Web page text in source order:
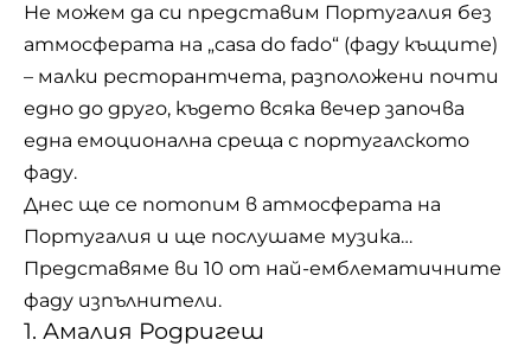
Не можем да си представим Португалия без
атмосферата на „casa do fado“ (фаду къщите)
– малки ресторантчета, разположени почти
едно до друго, където всяка вечер започва
една емоционална среща с португалското
фаду.
Днес ще се потопим в атмосферата на
Португалия и ще послушаме музика…
Представяме ви 10 от най-емблематичните
фаду изпълнители.
1. Амалия Родригеш